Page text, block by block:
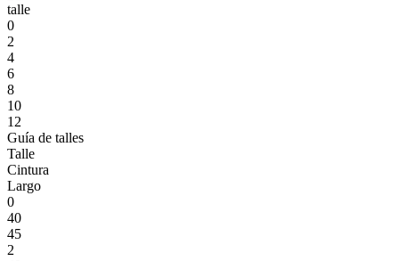
talle
0
2
4
6
8
10
12
Guía de talles
Talle
Cintura
Largo
0
40
45
2